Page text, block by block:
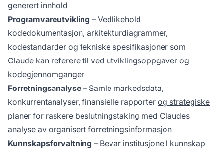
generert innhold
Programvareutvikling – Vedlikehold
kodedokumentasjon, arkitekturdiagrammer,
kodestandarder og tekniske spesifikasjoner som
Claude kan referere til ved utviklingsoppgaver og
kodegjennomganger
Forretningsanalyse – Samle markedsdata,
konkurrentanalyser, finansielle rapporter og strategiske
planer for raskere beslutningstaking med Claudes
analyse av organisert forretningsinformasjon
Kunnskapsforvaltning – Bevar institusjonell kunnskap